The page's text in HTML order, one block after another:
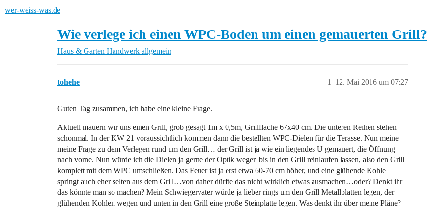
wer-weiss-was.de
Wie verlege ich einen WPC-Boden um einen gemauerten Grill?
Haus & Garten Handwerk allgemein
tohehe 12. Mai 2016 um 07:27
1
Guten Tag zusammen, ich habe eine kleine Frage.
Aktuell mauern wir uns einen Grill, grob gesagt 1m x 0,5m, Grillfläche 67x40 cm. Die unteren Reihen stehen
schonmal. In der KW 21 voraussichtlich kommen dann die bestellten WPC-Dielen für die Terasse. Nun meine
meine Frage zu dem Verlegen rund um den Grill… der Grill ist ja wie ein liegendes U gemauert, die Öffnung
nach vorne. Nun würde ich die Dielen ja gerne der Optik wegen bis in den Grill reinlaufen lassen, also den Grill
komplett mit dem WPC umschließen. Das Feuer ist ja erst etwa 60-70 cm höher, und eine glühende Kohle
springt auch eher selten aus dem Grill…von daher dürfte das nicht wirklich etwas ausmachen…oder? Denkt ihr
das könnte man so machen? Mein Schwiegervater würde ja lieber rings um den Grill Metallplatten legen, der
glühenden Kohlen wegen und unten in den Grill eine große Steinplatte legen. Was denkt ihr über meine Pläne?